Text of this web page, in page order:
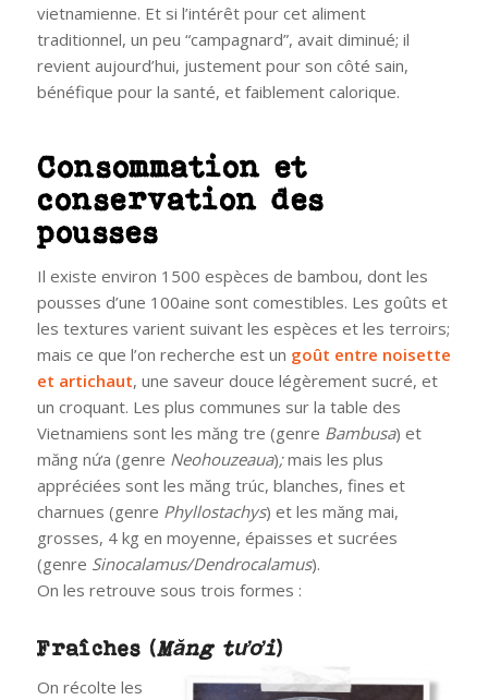
vietnamienne. Et si l’intérêt pour cet aliment
traditionnel, un peu “campagnard”, avait diminué; il
revient aujourd’hui, justement pour son côté sain,
bénéfique pour la santé, et faiblement calorique.
Consommation et
conservation des
pousses
Il existe environ 1500 espèces de bambou, dont les
pousses d’une 100aine sont comestibles. Les goûts et
les textures varient suivant les espèces et les terroirs;
mais ce que l’on recherche est un goût entre noisette
et artichaut, une saveur douce légèrement sucré, et
un croquant. Les plus communes sur la table des
Vietnamiens sont les măng tre (genre Bambusa) et
măng nứa (genre Neohouzeaua);mais les plus
appréciées sont les măng trúc, blanches, fines et
charnues (genre Phyllostachys) et les măng mai,
grosses, 4 kg en moyenne, épaisses et sucrées
(genre Sinocalamus/Dendrocalamus).
On les retrouve sous trois formes :
Fraîches (Măng tươi)
On récolte les